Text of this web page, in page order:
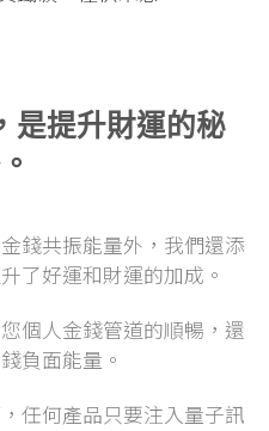
是提升財運的秘
錢共振能量外，我們還添
了好運和財運的加成。
個人金錢管道的順暢，還
負面能量。
任何產品只要注入量子訊